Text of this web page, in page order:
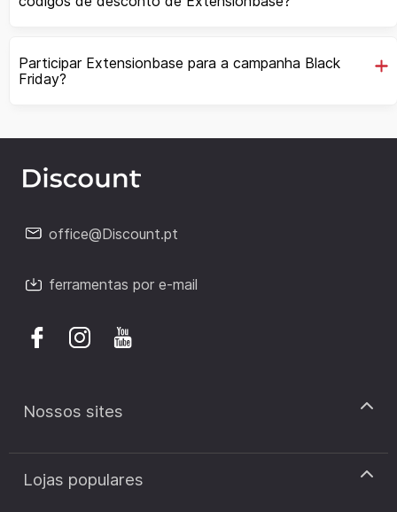
Participar Extensionbase para a campanha Black
Friday?
office@Discount.pt
ferramentas por e-mail
Nossos sites
discount.pt
discount.sk
Lojas populares